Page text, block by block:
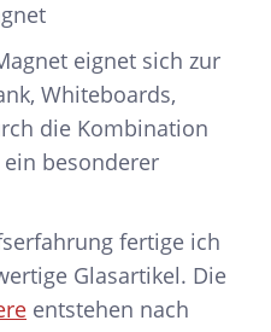
eignet sich zur
Whiteboards,
die Kombination
besonderer
fertige ich
Glasartikel. Die
entstehen nach